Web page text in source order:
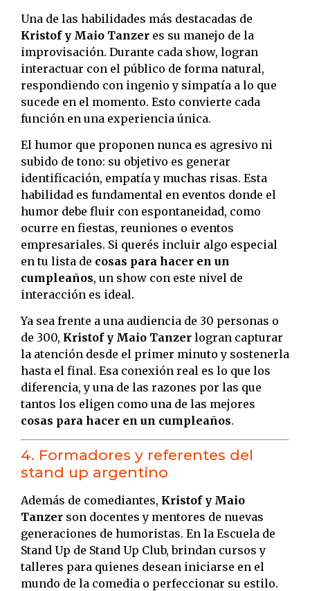
Una de las habilidades más destacadas de
Kristof y Maio Tanzer es su manejo de la
improvisación. Durante cada show, logran
interactuar con el público de forma natural,
respondiendo con ingenio y simpatía a lo que
sucede en el momento. Esto convierte cada
función en una experiencia única.
El humor que proponen nunca es agresivo ni
subido de tono: su objetivo es generar
identificación, empatía y muchas risas. Esta
habilidad es fundamental en eventos donde el
humor debe fluir con espontaneidad, como
ocurre en fiestas, reuniones o eventos
empresariales. Si querés incluir algo especial
en tu lista de cosas para hacer en un
cumpleaños, un show con este nivel de
interacción es ideal.
Ya sea frente a una audiencia de 30 personas o
de 300, Kristof y Maio Tanzer logran capturar
la atención desde el primer minuto y sostenerla
hasta el final. Esa conexión real es lo que los
diferencia, y una de las razones por las que
tantos los eligen como una de las mejores
cosas para hacer en un cumpleaños.
4. Formadores y referentes del
stand up argentino
Además de comediantes, Kristof y Maio
Tanzer son docentes y mentores de nuevas
generaciones de humoristas. En la Escuela de
Stand Up de Stand Up Club, brindan cursos y
talleres para quienes desean iniciarse en el
mundo de la comedia o perfeccionar su estilo.